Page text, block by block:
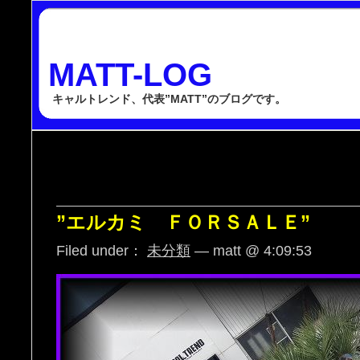
MATT-LOG
キャルトレンド、代表”MATT”のブログです。
”エルカミ ＦＯＲＳＡＬＥ”
Filed under： 未分類 — matt @ 4:09:53